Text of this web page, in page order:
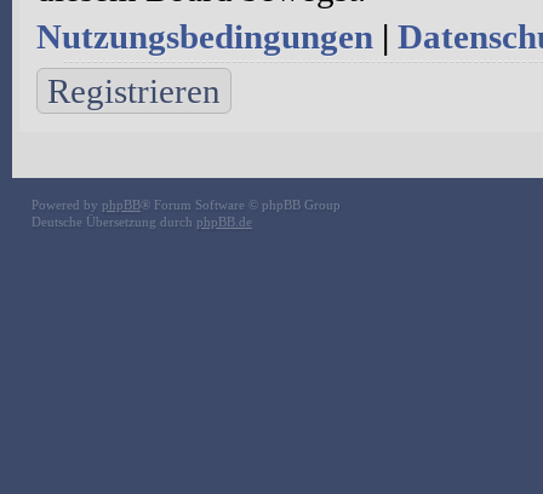
Nutzungsbedingungen |
Registrieren
Powered by phpBB® Forum Software © phpBB Group
Deutsche Übersetzung durch phpBB.de